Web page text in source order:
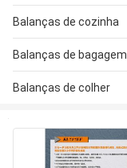
Balanças de cozinha
Balanças de bagagem
Balanças de colher